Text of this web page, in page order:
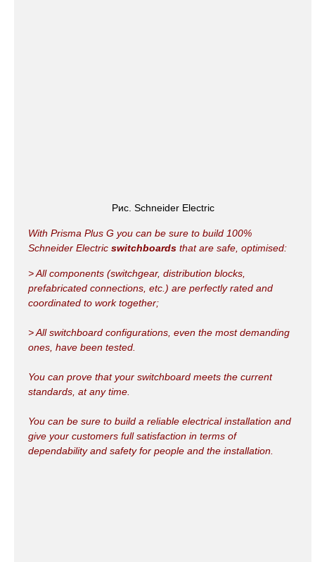
Рис. Schneider Electric
With Prisma Plus G you can be sure to build 100%
Schneider Electric switchboards that are safe, optimised:
> All components (switchgear, distribution blocks,
prefabricated connections, etc.) are perfectly rated and
coordinated to work together;
> All switchboard configurations, even the most demanding
ones, have been tested.
You can prove that your switchboard meets the current
standards, at any time.
You can be sure to build a reliable electrical installation and
give your customers full satisfaction in terms of
dependability and safety for people and the installation.